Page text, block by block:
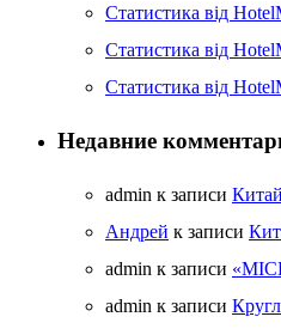
Статистика від
Статистика від
Статистика від
Недавние
admin к записи
Андрей к записи
admin к записи
admin к записи